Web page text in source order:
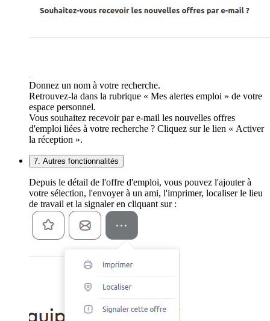
Donnez un nom à votre recherche.
Retrouvez-la dans la rubrique « Mes alertes emploi » de votre
espace personnel.
Vous souhaitez recevoir par e-mail les nouvelles offres
d'emploi liées à votre recherche ? Cliquez sur le lien « Activer
la réception ».
7. Autres fonctionnalités
Depuis le détail de l'offre d'emploi, vous pouvez l'ajouter à
votre sélection, l'envoyer à un ami, l'imprimer, localiser le lieu
de travail et la signaler en cliquant sur :